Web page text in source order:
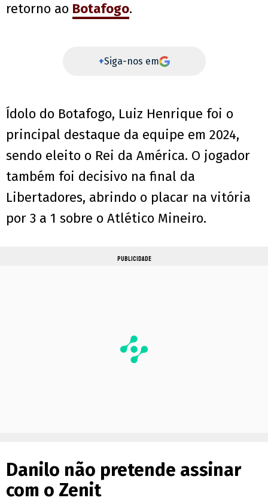
retorno ao Botafogo.
+Siga-nos em
Ídolo do Botafogo, Luiz Henrique foi o
principal destaque da equipe em 2024,
sendo eleito o Rei da América. O jogador
também foi decisivo na final da
Libertadores, abrindo o placar na vitória
por 3 a 1 sobre o Atlético Mineiro.
PUBLICIDADE
Danilo não pretende assinar
com o Zenit